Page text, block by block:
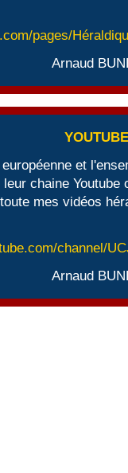
pages/
Arnaud
et
leur chaine Youtube
mes vidéos
channel/
Arnaud